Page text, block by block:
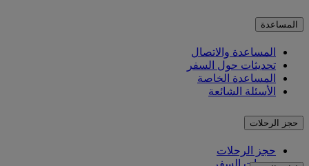
المساعدة
المساعدة والاتصال
تحديثات حول السفر
المساعدة الخاصة
الأسئلة الشائعة
حجز الرحلات
حجز الرحلات
خدمات السفر